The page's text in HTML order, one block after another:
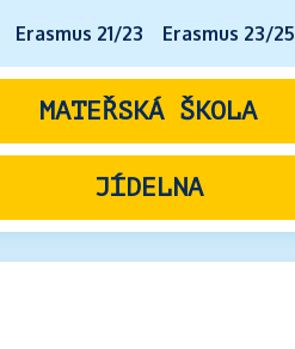
Erasmus 21/23 Erasmus 23/25
MATEŘSKÁ ŠKOLA
JÍDELNA